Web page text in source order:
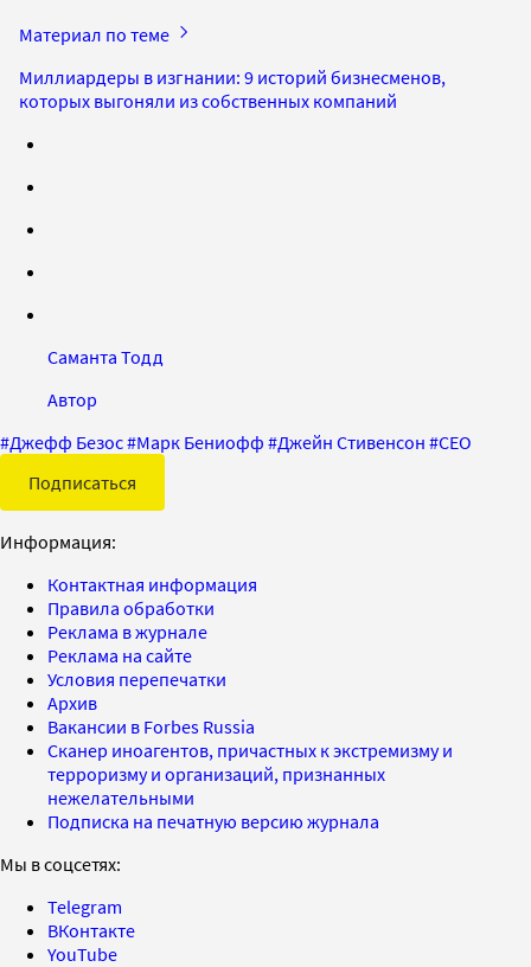
Материал по теме
Миллиардеры в изгнании: 9 историй бизнесменов,
которых выгоняли из собственных компаний
Саманта Тодд
Автор
#Джефф Безос#Марк Бениофф #Джейн Стивенсон #CEO
Подписаться
Информация:
Контактная информация
Правила обработки
Реклама в журнале
Реклама на сайте
Условия перепечатки
Архив
Вакансии в Forbes Russia
Сканер иноагентов, причастных к экстремизму и
терроризму и организаций, признанных
нежелательными
Подписка на печатную версию журнала
Мы в соцсетях:
Telegram
ВКонтакте
YouTube